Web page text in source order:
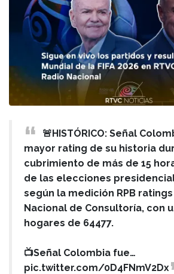
🚨HISTÓRICO: Señal
mayor rating de su historia
cubrimiento de más de 15
de las elecciones
según la medición RPB
Nacional de Consultoría, con
hogares de 64477.
📺Señal Colombia fue…
pic.twitter.com/0D4FNmV2Dx